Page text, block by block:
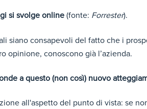
si svolge online(fonte: Forrester).
siano consapevoli del fatto che i
opinione, conoscono già l’azienda.
a questo (non così) nuovo
all'aspetto del punto di vista: se